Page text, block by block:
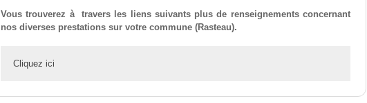
Vous trouverez à travers les liens suivants plus de renseignements concernant
nos diverses prestations sur votre commune (Rasteau).
Cliquez ici